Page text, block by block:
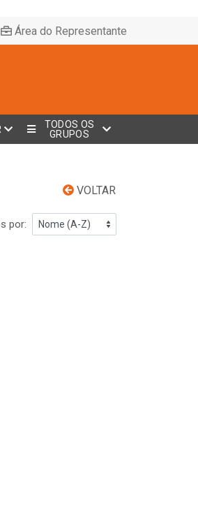
Área do Representante
TODOS OS
GRUPOS
VOLTAR
por: